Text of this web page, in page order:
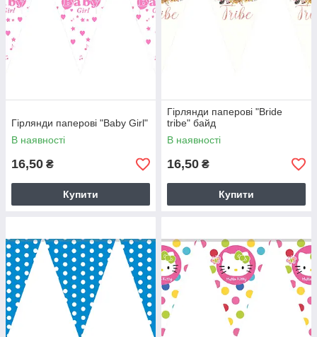
Гірлянди паперові "Baby Girl"
В наявності
16,50 ₴
Купити
Гірлянди паперові "Bride
tribe" байд
В наявності
16,50 ₴
Купити